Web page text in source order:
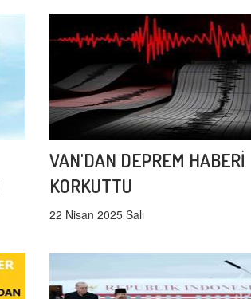
VAN'DAN DEPREM HABERİ
KORKUTTU
22 Nisan 2025 Salı